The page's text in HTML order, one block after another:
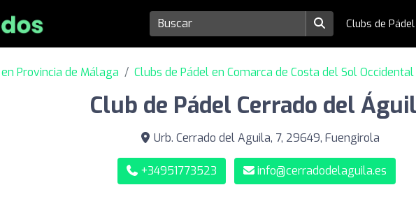
Clubs de Pádel
Provincia de Málaga Clubs de Pádel en Comarca de Costa del Sol Occidental
Club de Pádel Cerrado del
Urb. Cerrado del Aguila, 7, 29649, Fuengirola
+34951773523 info@cerradodelaguila.es